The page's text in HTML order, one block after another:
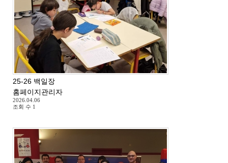
25-26 백일장
홈페이지관리자
2026.04.06
조회 수 1